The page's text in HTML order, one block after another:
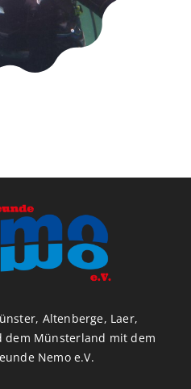
Altenberge, Laer,
dem Münsterland mit dem
Nemo e.V.